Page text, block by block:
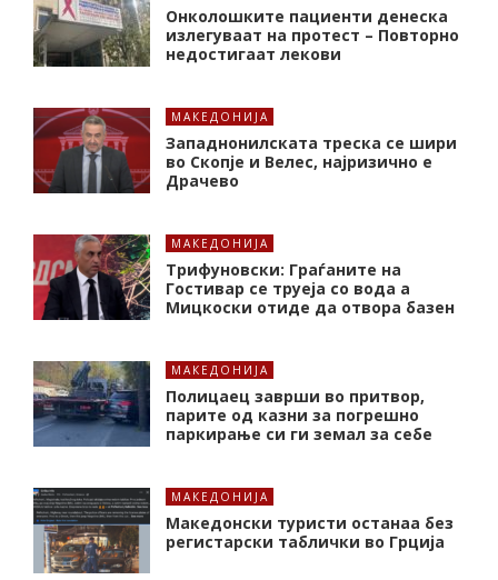
Онколошките пациенти денеска
излегуваат на протест – Повторно
недостигаат лекови
МАКЕДОНИЈА
Западнонилската треска се шири
во Скопје и Велес, најризично е
Драчево
МАКЕДОНИЈА
Трифуновски: Граѓаните на
Гостивар се труеја со вода а
Мицкоски отиде да отвора базен
МАКЕДОНИЈА
Полицаец заврши во притвор,
парите од казни за погрешно
паркирање си ги земал за себе
МАКЕДОНИЈА
Македонски туристи останаа без
регистарски таблички во Грција